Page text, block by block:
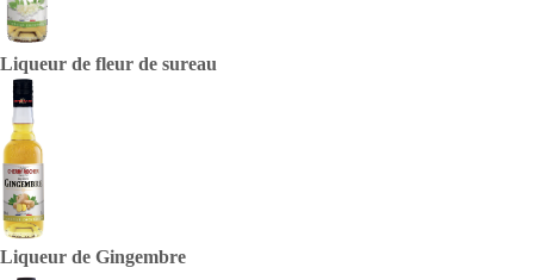
Liqueur de fleur de sureau
Liqueur de Gingembre